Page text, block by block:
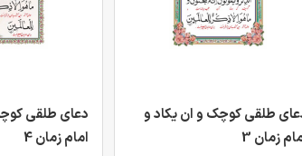
طلقی کوچک و ان یکاد و
زمان 3
دعای طلقی
امام زمان 4